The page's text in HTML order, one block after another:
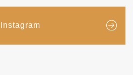
Instagram